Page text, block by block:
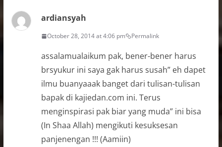
ardiansyah
October 28, 2014 at 4:06 pm Permalink
assalamualaikum pak, bener-bener harus
brsyukur ini saya gak harus susah” eh dapet
ilmu buanyaaak banget dari tulisan-tulisan
bapak di kajiedan.com ini. Terus
menginspirasi pak biar yang muda” ini bisa
(In Shaa Allah) mengikuti kesuksesan
panjenengan !!! (Aamiin)